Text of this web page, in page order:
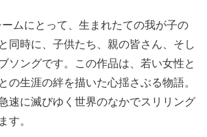
ームにとって、生まれたての我が子の
同時に、子供たち、親の皆さん、そし
ソングです。この作品は、若い女性と
の生涯の絆を描いた心揺さぶる物語。
速に滅びゆく世界のなかでスリリング
す。